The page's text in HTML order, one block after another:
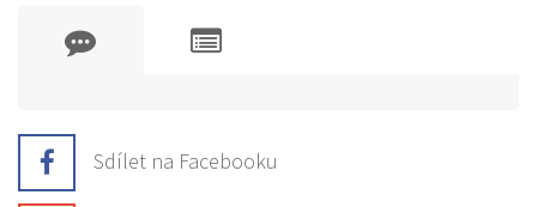
Sdílet na Facebooku